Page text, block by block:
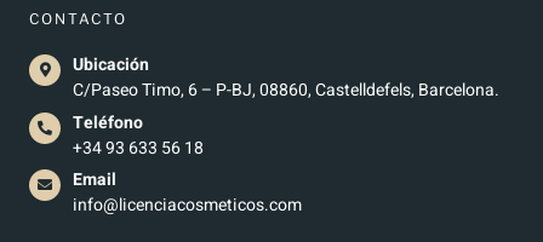
CONTACTO
Ubicación
C/Paseo Timo, 6 – P-BJ, 08860, Castelldefels, Barcelona.
Teléfono
+34 93 633 56 18
Email
info@licenciacosmeticos.com